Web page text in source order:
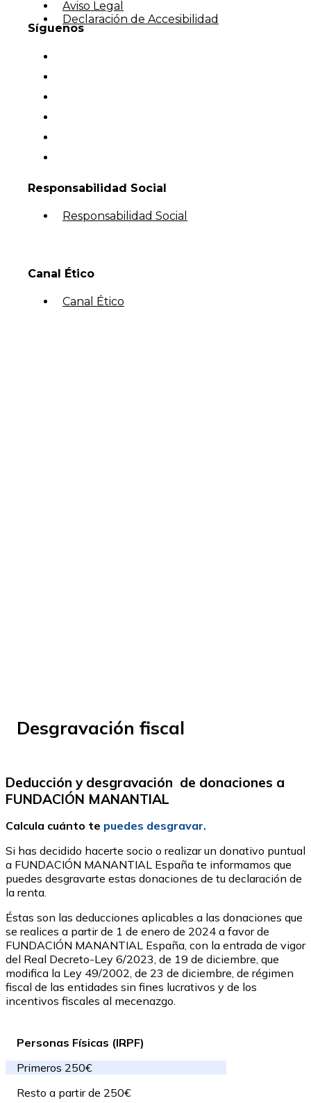
Aviso Legal
Declaración de Accesibilidad
Síguenos
Responsabilidad Social
Responsabilidad Social
Canal Ético
Canal Ético
Desgravación fiscal
Deducción y desgravación de donaciones a
FUNDACIÓN MANANTIAL
Calcula cuánto te puedes desgravar.
Si has decidido hacerte socio o realizar un donativo puntual
a FUNDACIÓN MANANTIAL España te informamos que
puedes desgravarte estas donaciones de tu declaración de
la renta.
Éstas son las deducciones aplicables a las donaciones que
se realices a partir de 1 de enero de 2024 a favor de
FUNDACIÓN MANANTIAL España, con la entrada de vigor
del Real Decreto-Ley 6/2023, de 19 de diciembre, que
modifica la Ley 49/2002, de 23 de diciembre, de régimen
fiscal de las entidades sin fines lucrativos y de los
incentivos fiscales al mecenazgo.
Personas Físicas (IRPF)
Primeros 250€
Resto a partir de 250€